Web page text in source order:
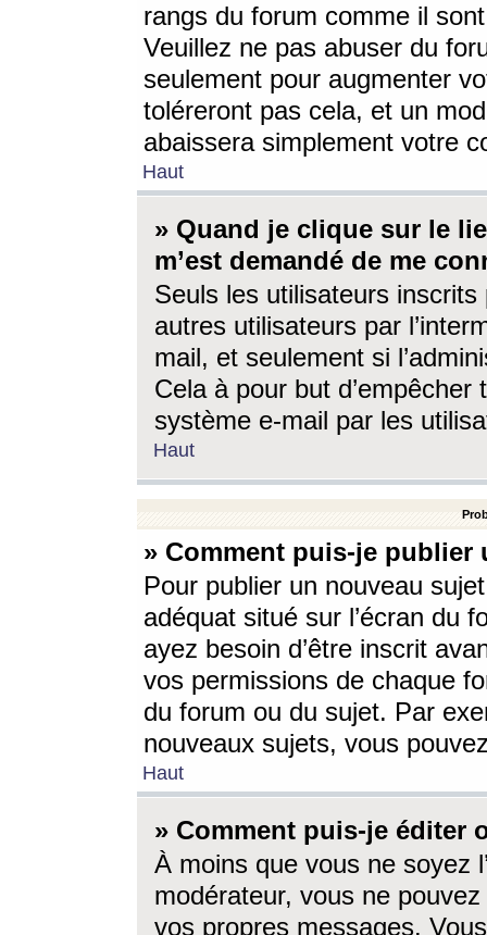
rangs du forum comme il
Veuillez ne pas abuser du
seulement pour augmenter
toléreront pas cela, et un
abaissera simplement votre
Haut
» Quand je clique sur le
m’est demandé de me
Seuls les utilisateurs
autres utilisateurs par
mail, et seulement si
Cela à pour but
système e-mail par les
Haut
» Comment puis-je
Pour publier un nouveau
adéquat situé sur l’écran du
ayez besoin d’être inscrit
vos permissions de chaque
du forum ou du sujet. Par
nouveaux sujets, vous
Haut
» Comment puis-je éditer
À moins que vous ne soyez
modérateur, vous ne
vos propres messages.